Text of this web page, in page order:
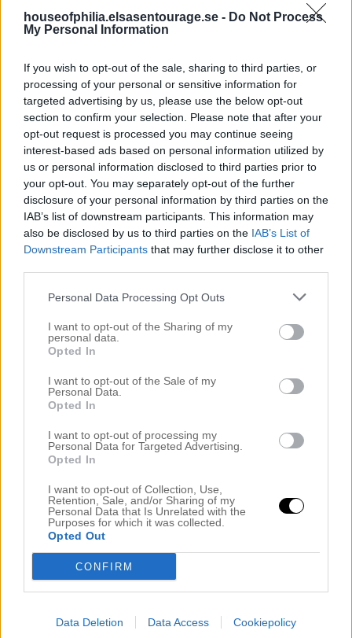
houseofphilia.elsasentourage.se - Do Not Process
My Personal Information
If you wish to opt-out of the sale, sharing to third parties, or
processing of your personal or sensitive information for
targeted advertising by us, please use the below opt-out
section to confirm your selection. Please note that after your
opt-out request is processed you may continue seeing
interest-based ads based on personal information utilized by
us or personal information disclosed to third parties prior to
your opt-out. You may separately opt-out of the further
disclosure of your personal information by third parties on the
IAB’s list of downstream participants. This information may
also be disclosed by us to third parties on the IAB’s List of
Downstream Participants that may further disclose it to other
Personal Data Processing Opt Outs
I want to opt-out of the Sharing of my
personal data.
Opted In
I want to opt-out of the Sale of my
Personal Data.
Opted In
I want to opt-out of processing my
Personal Data for Targeted Advertising.
Opted In
I want to opt-out of Collection, Use,
Retention, Sale, and/or Sharing of my
Personal Data that Is Unrelated with the
Purposes for which it was collected.
Opted Out
CONFIRM
Data Deletion Data Access Cookiepolicy
Ewa i Walla
Filmklipp
Förlossningen
Fotograferingar & Uppdrag
FRÅGOR & SVAR
Hallen
INNEHÅLLER REKLAMLÄNK – PRODUKT KÖPT MED
RABATT
INNEHÅLLER REKLAMLÄNKAR
JUL
Jul i Lanthandeln
JULGOTT
Julhysterin 2014
Julkalendern
Kejsarsnittet
Kontoret
Lanthandeln
Lilla hallen
Livräddare
Lutande Huset
Mode – Skönhet
Nestinghysterin
Nestinghysterin 2.0
Noahs rum
Okategoriserade
Önskerubrik
Ovanvåningen
Preggo igen